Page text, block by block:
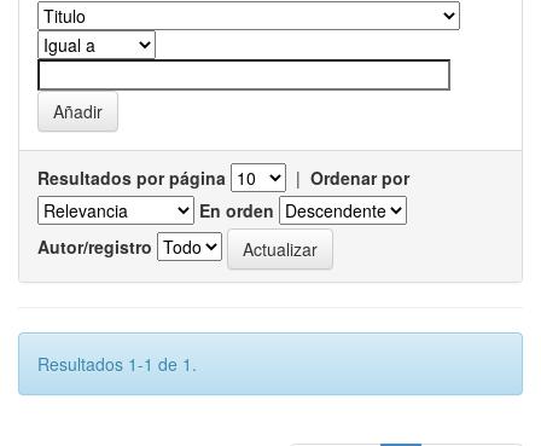
Resultados por página | Ordenar por
En orden
Autor/registro
Resultados 1-1 de 1.